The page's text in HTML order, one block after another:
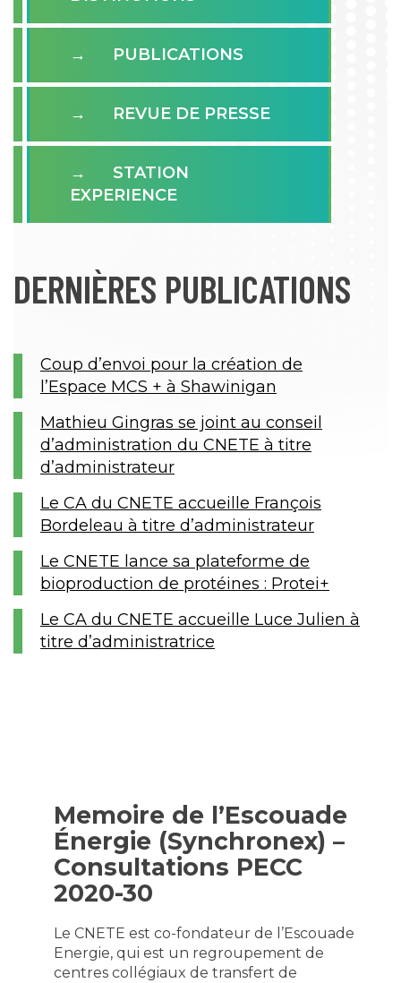
PUBLICATIONS
REVUE DE PRESSE
STATION
EXPERIENCE
DERNIÈRES PUBLICATIONS
Coup d’envoi pour la création de
l’Espace MCS + à Shawinigan
Mathieu Gingras se joint au conseil
d’administration du CNETE à titre
d’administrateur
Le CA du CNETE accueille François
Bordeleau à titre d’administrateur
Le CNETE lance sa plateforme de
bioproduction de protéines : Protei+
Le CA du CNETE accueille Luce Julien à
titre d’administratrice
Memoire de l’Escouade
Énergie (Synchronex) –
Consultations PECC
2020-30
Le CNETE est co-fondateur de l’Escouade
Energie, qui est un regroupement de
centres collégiaux de transfert de